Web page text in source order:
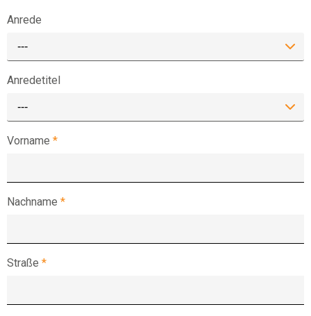
Anrede
---
Anredetitel
---
Vorname *
Nachname *
Straße *